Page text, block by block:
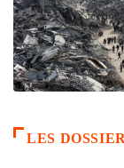
LES